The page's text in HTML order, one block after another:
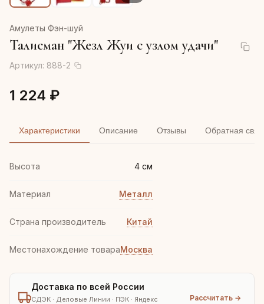
Амулеты Фэн-шуй
Талисман "Жезл Жуи с узлом удачи"
Артикул: 888-2
1 224 ₽
Характеристики Описание Отзывы Обратная
Высота 4 см
Материал Металл
Страна производитель Китай
Местонахождение товараМосква
Доставка по всей России
СДЭК · Деловые Линии · ПЭК · Яндекс
Рассчитать →